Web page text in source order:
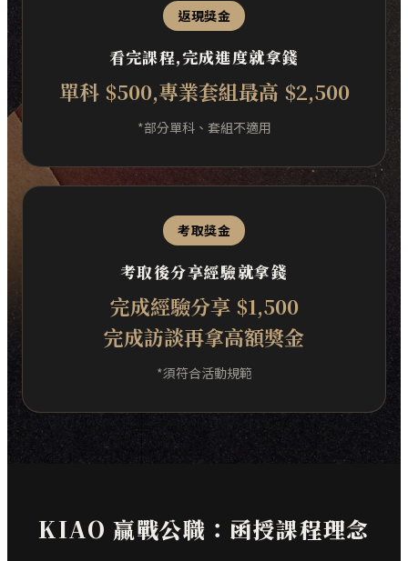
返現獎金
看完課程,完成進度就拿錢
單科 $500,專業套組最高 $2,500
*部分單科、套組不適用
考取獎金
考取後分享經驗就拿錢
完成經驗分享 $1,500
完成訪談再拿高額獎金
*須符合活動規範
KIAO 贏戰公職：函授課程理念